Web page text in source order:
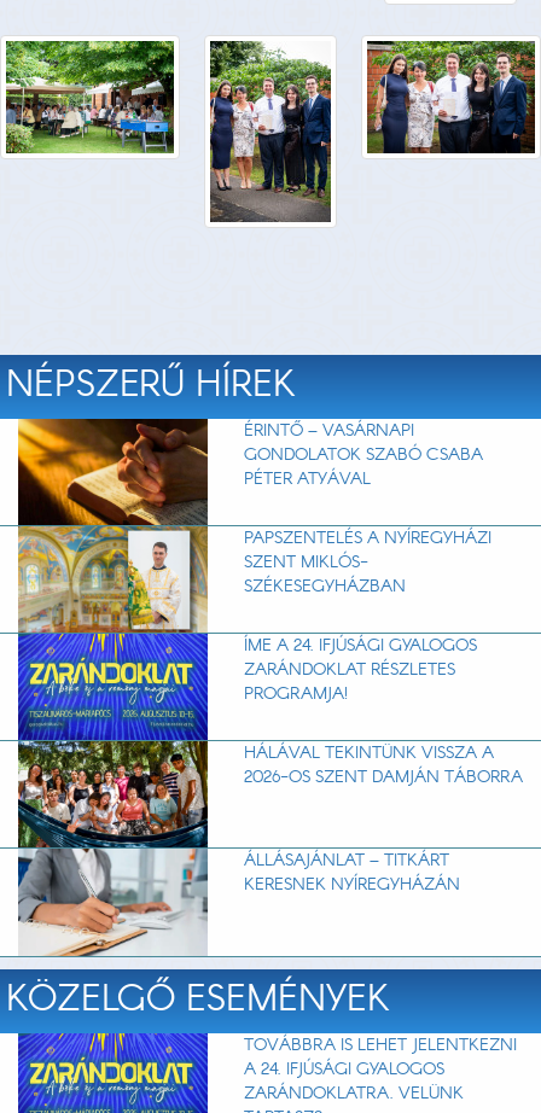
NÉPSZERŰ HÍREK
ÉRINTŐ – VASÁRNAPI
GONDOLATOK SZABÓ CSABA
PÉTER ATYÁVAL
PAPSZENTELÉS A NYÍREGYHÁZI
SZENT MIKLÓS-
SZÉKESEGYHÁZBAN
ÍME A 24. IFJÚSÁGI GYALOGOS
ZARÁNDOKLAT RÉSZLETES
PROGRAMJA!
HÁLÁVAL TEKINTÜNK VISSZA A
2026-OS SZENT DAMJÁN TÁBORRA
ÁLLÁSAJÁNLAT – TITKÁRT
KERESNEK NYÍREGYHÁZÁN
KÖZELGŐ ESEMÉNYEK
TOVÁBBRA IS LEHET JELENTKEZNI
A 24. IFJÚSÁGI GYALOGOS
ZARÁNDOKLATRA. VELÜNK